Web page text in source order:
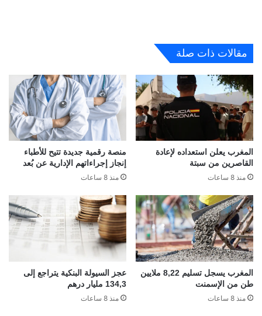
مقالات ذات صلة
المغرب يعلن استعداده لإعادة
القاصرين من سبتة
منذ 8 ساعات
منصة رقمية جديدة تتيح للأطباء
إنجاز إجراءاتهم الإدارية عن بُعد
منذ 8 ساعات
المغرب يسجل تسليم 8,22 ملايين
طن من الإسمنت
منذ 8 ساعات
عجز السيولة البنكية يتراجع إلى
134,3 مليار درهم
منذ 8 ساعات